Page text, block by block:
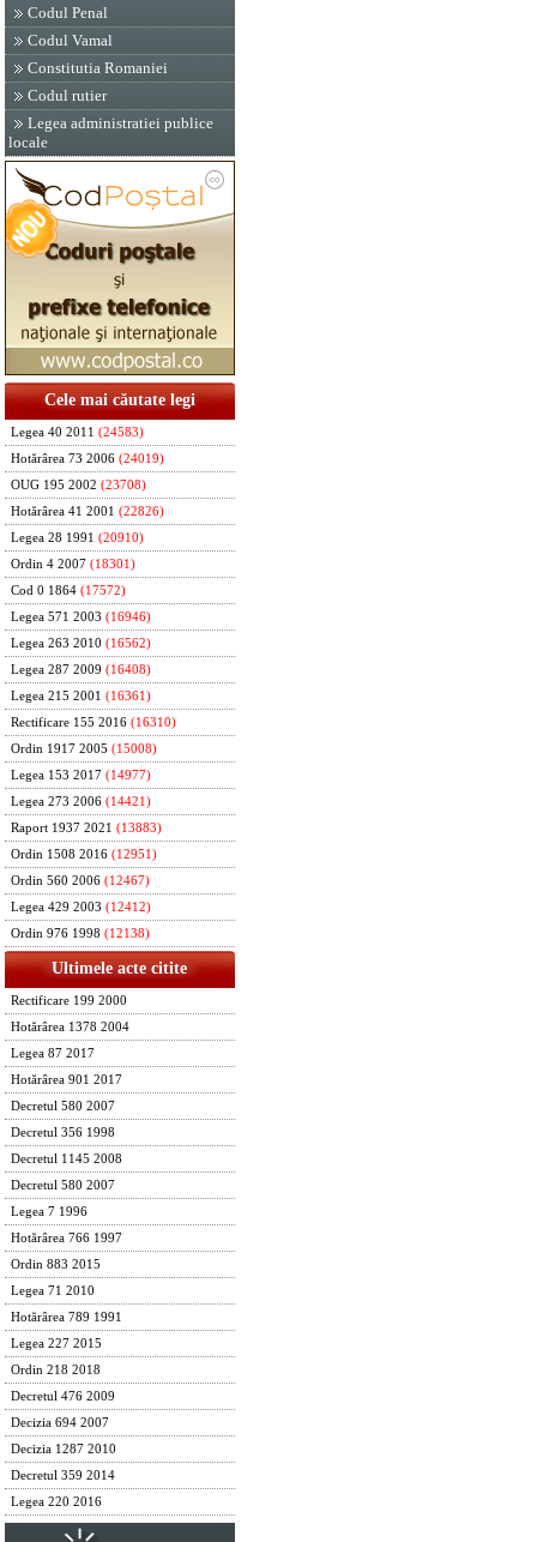
Codul Penal
Codul Vamal
Constitutia Romaniei
Codul rutier
Legea administratiei publice
locale
Cele mai căutate legi
Legea 40 2011 (24583)
Hotărârea 73 2006 (24019)
OUG 195 2002 (23708)
Hotărârea 41 2001 (22826)
Legea 28 1991 (20910)
Ordin 4 2007 (18301)
Cod 0 1864 (17572)
Legea 571 2003 (16946)
Legea 263 2010 (16562)
Legea 287 2009 (16408)
Legea 215 2001 (16361)
Rectificare 155 2016 (16310)
Ordin 1917 2005 (15008)
Legea 153 2017 (14977)
Legea 273 2006 (14421)
Raport 1937 2021 (13883)
Ordin 1508 2016 (12951)
Ordin 560 2006 (12467)
Legea 429 2003 (12412)
Ordin 976 1998 (12138)
Ultimele acte citite
Rectificare 199 2000
Hotărârea 1378 2004
Legea 87 2017
Hotărârea 901 2017
Decretul 580 2007
Decretul 356 1998
Decretul 1145 2008
Decretul 580 2007
Legea 7 1996
Hotărârea 766 1997
Ordin 883 2015
Legea 71 2010
Hotărârea 789 1991
Legea 227 2015
Ordin 218 2018
Decretul 476 2009
Decizia 694 2007
Decizia 1287 2010
Decretul 359 2014
Legea 220 2016